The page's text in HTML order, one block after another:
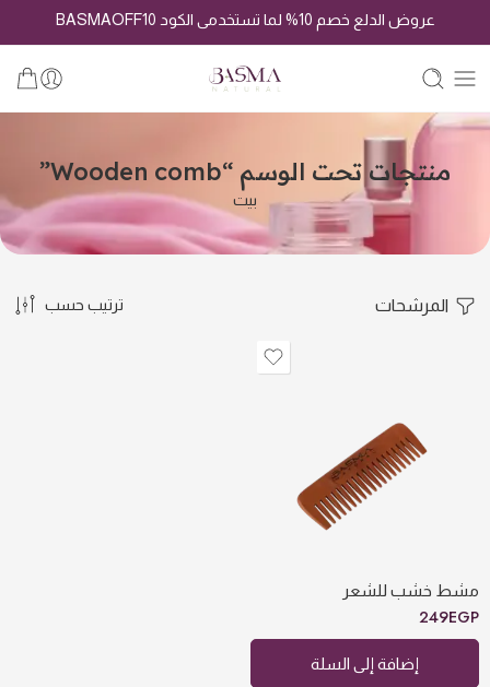
عروض الدلع خصم 10% لما تستخدمى الكود BASMAOFF10
منتجات تحت الوسم “Wooden comb”
بيت
المرشحات ترتيب حسب
مشط خشب للشعر
249EGP
إضافة إلى السلة